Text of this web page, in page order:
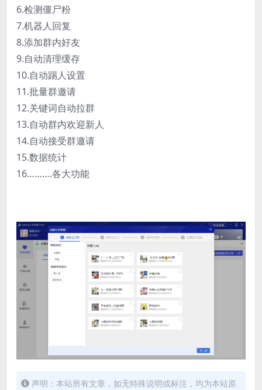
6.检测僵尸粉
7.机器人回复
8.添加群内好友
9.自动清理缓存
10.自动踢人设置
11.批量群邀请
12.关键词自动拉群
13.自动群内欢迎新人
14.自动接受群邀请
15.数据统计
16……….各大功能
声明：本站所有文章，如无特殊说明或标注，均为本站原